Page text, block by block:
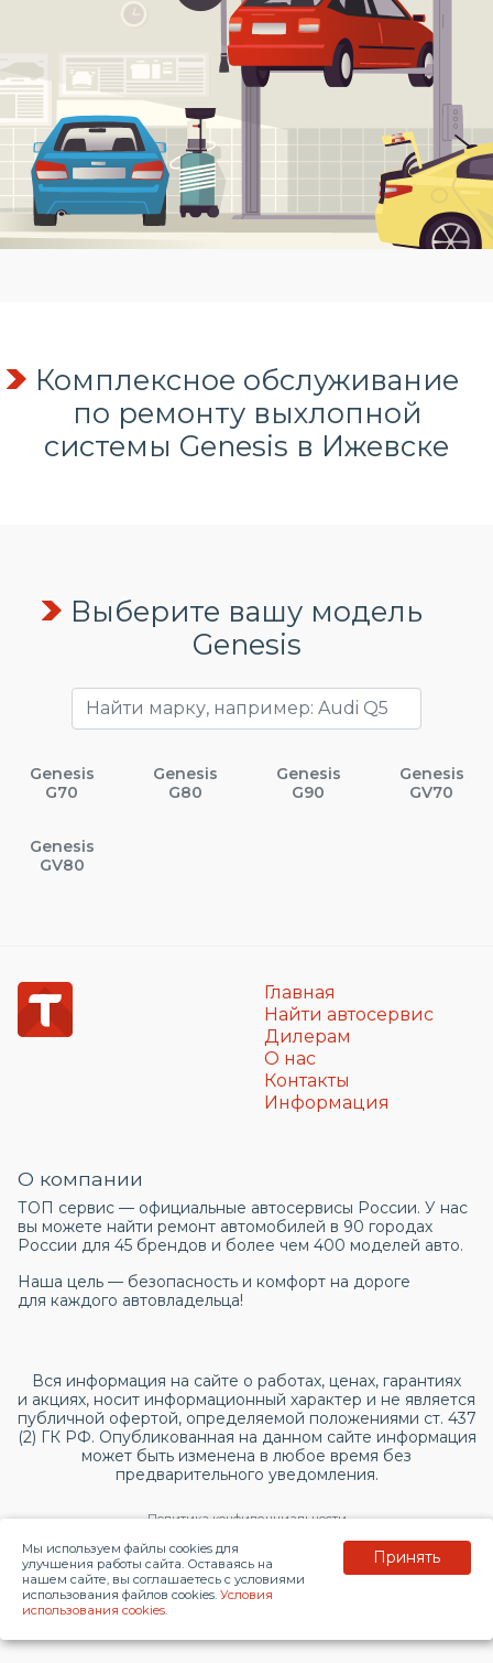
Комплексное обслуживание
по ремонту выхлопной
системы Genesis в Ижевске
Выберите вашу модель
Genesis
Genesis
G70
Genesis
G80
Genesis
G90
Genesis
GV70
Genesis
GV80
Главная
Найти автосервис
Дилерам
О нас
Контакты
Информация
О компании
ТОП сервис — официальные автосервисы России. У нас
вы можете найти ремонт автомобилей в 90 городах
России для 45 брендов и более чем 400 моделей авто.
Наша цель — безопасность и комфорт на дороге
для каждого автовладельца!
Вся информация на сайте о работах, ценах, гарантиях
и акциях, носит информационный характер и не является
публичной офертой, определяемой положениями ст. 437
(2) ГК РФ. Опубликованная на данном сайте информация
может быть изменена в любое время без
предварительного уведомления.
Политика конфиденциальности
Согласие на обработку персональных данных
© 2026 topservice.su
Мы используем файлы cookies для
улучшения работы сайта. Оставаясь на
нашем сайте, вы соглашаетесь с условиями
использования файлов cookies. Условия
использования cookies.
Принять